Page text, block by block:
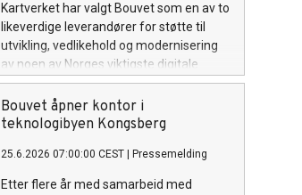
Kartverket har valgt Bouvet som en av to
likeverdige leverandører for støtte til
utvikling, vedlikehold og modernisering
av noen av Norges viktigste digitale
fellesløsninger. Avtalen har en varighet
på inntil åtte år og omfatter støtte til
systemutvikling, rådgivning,
transformasjons- og
fornyelsesinitiativer.
Bouvet åpner kontor i
teknologibyen Kongsberg
25.6.2026 07:00:00 CEST Pressemelding
Etter flere år med samarbeid med